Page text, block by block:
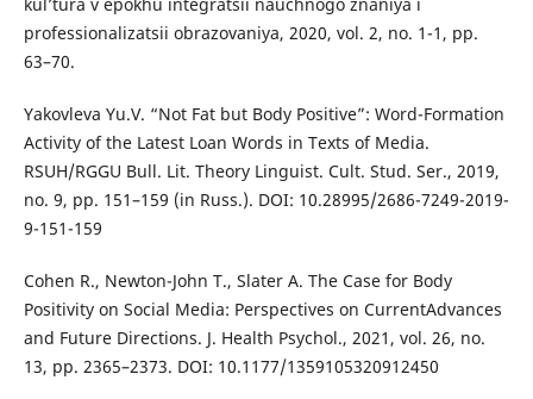
professionalizatsii obrazovaniya, 2020, vol. 2, no. 1-1, pp.
63–70.
Yakovleva Yu.V. “Not Fat but Body Positive”: Word-Formation
Activity of the Latest Loan Words in Texts of Media.
RSUH/RGGU Bull. Lit. Theory Linguist. Cult. Stud. Ser., 2019,
no. 9, pp. 151–159 (in Russ.). DOI: 10.28995/2686-7249-2019-
9-151-159
Cohen R., Newton-John T., Slater A. The Case for Body
Positivity on Social Media: Perspectives on CurrentAdvances
and Future Directions. J. Health Psychol., 2021, vol. 26, no.
13, pp. 2365–2373. DOI: 10.1177/1359105320912450